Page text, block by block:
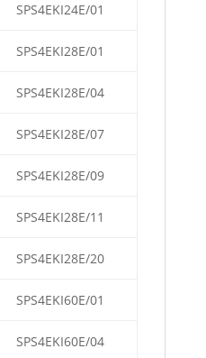
SPS4EKI24E/01
SPS4EKI28E/01
SPS4EKI28E/04
SPS4EKI28E/07
SPS4EKI28E/09
SPS4EKI28E/11
SPS4EKI28E/20
SPS4EKI60E/01
SPS4EKI60E/04